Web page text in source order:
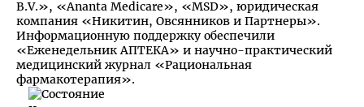
B.V.», «Ananta Medicare», «MSD», юридическая
компания «Никитин, Овсянников и Партнеры».
Информационную поддержку обеспечили
«Еженедельник АПТЕКА» и научно-практический
медицинский журнал «Рациональная
фармакотерапия».